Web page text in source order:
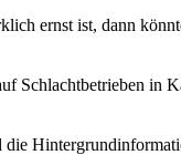
ernst ist, dann
Schlachtbetrieben in
die